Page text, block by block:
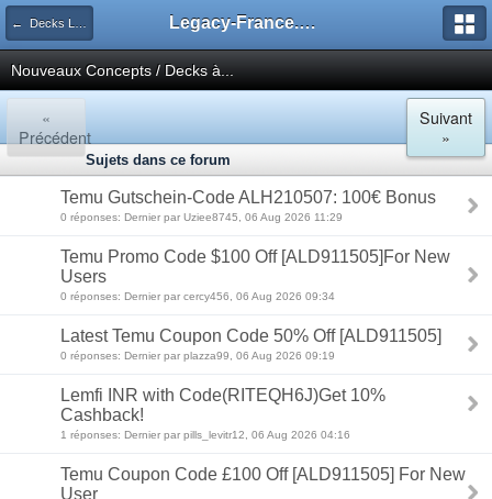
← Decks Legacy Legacy-France.org - Forum
Nouveaux Concepts / Decks à...
«
Précédent
Suivant
»
Sujets dans ce forum
Temu Gutschein-Code ALH210507: 100€ Bonus
0 réponses: Dernier par Uziee8745, 06 Aug 2026 11:29
Temu Promo Code $100 Off [ALD911505]For New
Users
0 réponses: Dernier par cercy456, 06 Aug 2026 09:34
Latest Temu Coupon Code 50% Off [ALD911505]
0 réponses: Dernier par plazza99, 06 Aug 2026 09:19
Lemfi INR with Code(RITEQH6J)Get 10%
Cashback!
1 réponses: Dernier par pills_levitr12, 06 Aug 2026 04:16
Temu Coupon Code £100 Off [ALD911505] For New
User